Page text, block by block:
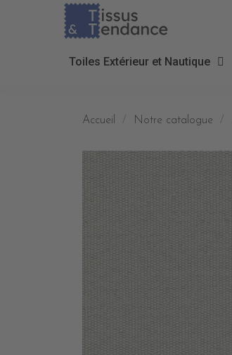
Toiles Extérieur et Nautique
Accueil Notre catalogue